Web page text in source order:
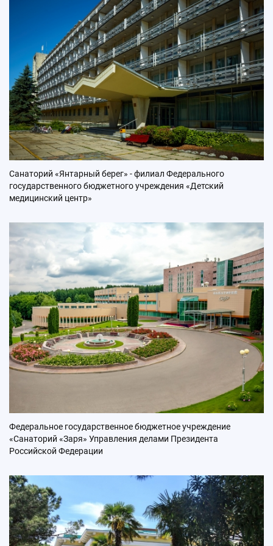
Санаторий «Янтарный берег» - филиал Федерального
государственного бюджетного учреждения «Детский
медицинский центр»
Федеральное государственное бюджетное учреждение
«Санаторий «Заря» Управления делами Президента
Российской Федерации